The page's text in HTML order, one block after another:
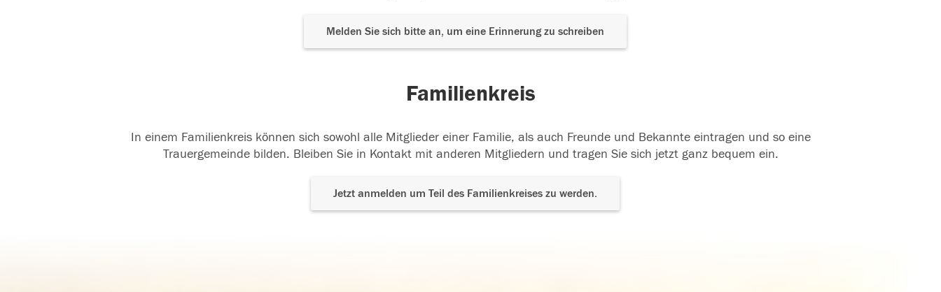
Melden Sie sich bitte an, um eine Erinnerung zu schreiben
Familienkreis
In einem Familienkreis können sich sowohl alle Mitglieder einer Familie, als auch Freunde und Bekannte eintragen und so eine
Trauergemeinde bilden. Bleiben Sie in Kontakt mit anderen Mitgliedern und tragen Sie sich jetzt ganz bequem ein.
Jetzt anmelden um Teil des Familienkreises zu werden.